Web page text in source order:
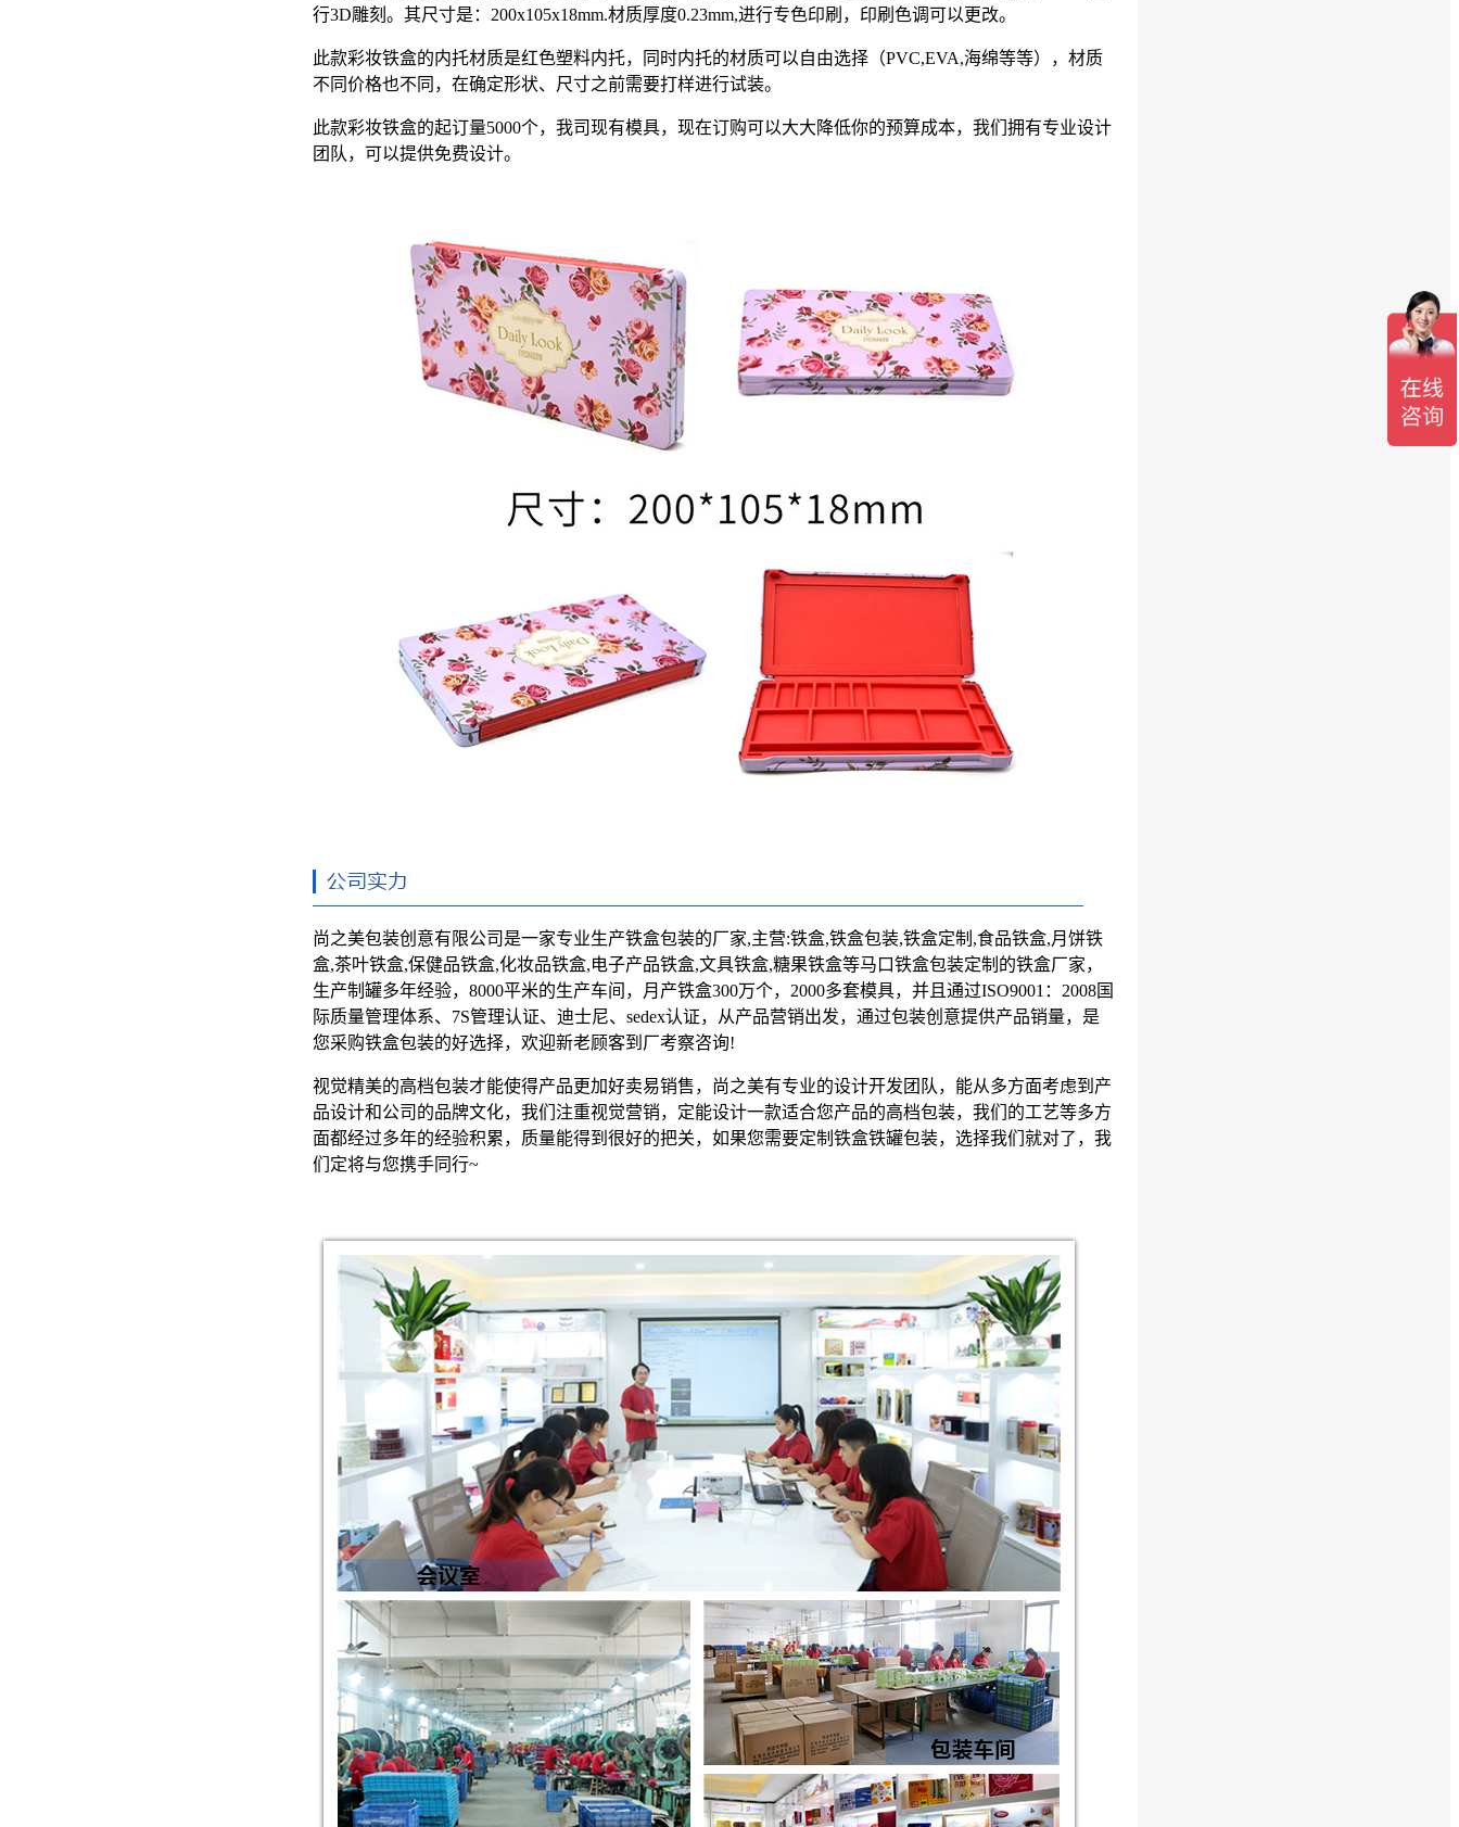
行3D雕刻。其尺寸是：200x105x18mm.材质厚度0.23mm,进行专色印刷，印刷色调可以更改。
此款彩妆铁盒的内托材质是红色塑料内托，同时内托的材质可以自由选择（PVC,EVA,海绵等等），材质
不同价格也不同，在确定形状、尺寸之前需要打样进行试装。
此款彩妆铁盒的起订量5000个，我司现有模具，现在订购可以大大降低你的预算成本，我们拥有专业设计
团队，可以提供免费设计。
尚之美包装创意有限公司是一家专业生产铁盒包装的厂家,主营:铁盒,铁盒包装,铁盒定制,食品铁盒,月饼铁
盒,茶叶铁盒,保健品铁盒,化妆品铁盒,电子产品铁盒,文具铁盒,糖果铁盒等马口铁盒包装定制的铁盒厂家，
生产制罐多年经验，8000平米的生产车间，月产铁盒300万个，2000多套模具，并且通过ISO9001：2008国
际质量管理体系、7S管理认证、迪士尼、sedex认证，从产品营销出发，通过包装创意提供产品销量，是
您采购铁盒包装的好选择，欢迎新老顾客到厂考察咨询!
视觉精美的高档包装才能使得产品更加好卖易销售，尚之美有专业的设计开发团队，能从多方面考虑到产
品设计和公司的品牌文化，我们注重视觉营销，定能设计一款适合您产品的高档包装，我们的工艺等多方
面都经过多年的经验积累，质量能得到很好的把关，如果您需要定制铁盒铁罐包装，选择我们就对了，我
们定将与您携手同行~